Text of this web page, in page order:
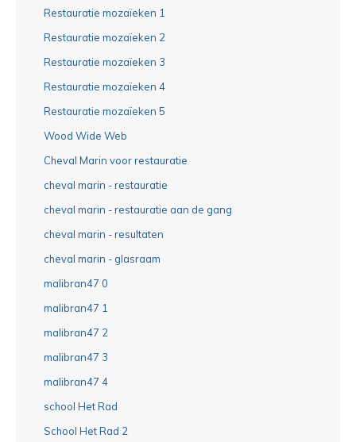
Restauratie mozaïeken 1
Restauratie mozaïeken 2
Restauratie mozaïeken 3
Restauratie mozaïeken 4
Restauratie mozaïeken 5
Wood Wide Web
Cheval Marin voor restauratie
cheval marin - restauratie
cheval marin - restauratie aan de gang
cheval marin - resultaten
cheval marin - glasraam
malibran47 0
malibran47 1
malibran47 2
malibran47 3
malibran47 4
school Het Rad
School Het Rad 2